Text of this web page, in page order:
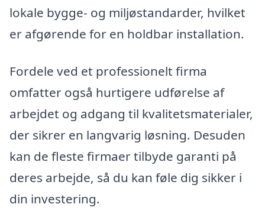
lokale bygge- og miljøstandarder, hvilket
er afgørende for en holdbar installation.
Fordele ved et professionelt firma
omfatter også hurtigere udførelse af
arbejdet og adgang til kvalitetsmaterialer,
der sikrer en langvarig løsning. Desuden
kan de fleste firmaer tilbyde garanti på
deres arbejde, så du kan føle dig sikker i
din investering.